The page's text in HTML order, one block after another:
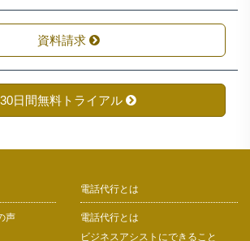
資料請求
30日間無料トライアル
声
電話代行とは
電話代行とは
ビジネスアシストにできること